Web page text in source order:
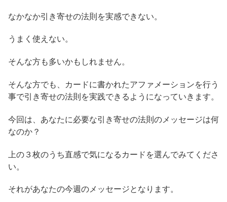
なかなか引き寄せの法則を実感できない。
うまく使えない。
そんな方も多いかもしれません。
そんな方でも、カードに書かれたアファメーションを行う
事で引き寄せの法則を実践できるようになっていきます。
今回は、あなたに必要な引き寄せの法則のメッセージは何
なのか？
上の３枚のうち直感で気になるカードを選んでみてくださ
い。
それがあなたの今週のメッセージとなります。